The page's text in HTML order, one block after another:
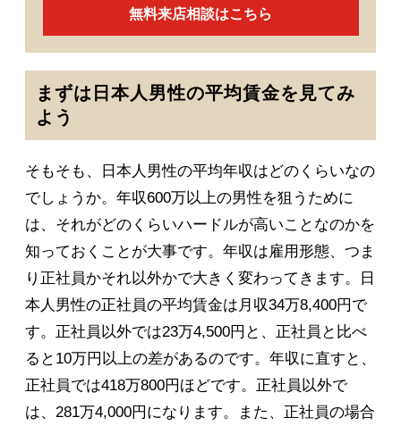
無料来店相談はこちら
まずは日本人男性の平均賃金を見てみ
よう
そもそも、日本人男性の平均年収はどのくらいなの
でしょうか。年収600万以上の男性を狙うために
は、それがどのくらいハードルが高いことなのかを
知っておくことが大事です。年収は雇用形態、つま
り正社員かそれ以外かで大きく変わってきます。日
本人男性の正社員の平均賃金は月収34万8,400円で
す。正社員以外では23万4,500円と、正社員と比べ
ると10万円以上の差があるのです。年収に直すと、
正社員では418万800円ほどです。正社員以外で
は、281万4,000円になります。また、正社員の場合